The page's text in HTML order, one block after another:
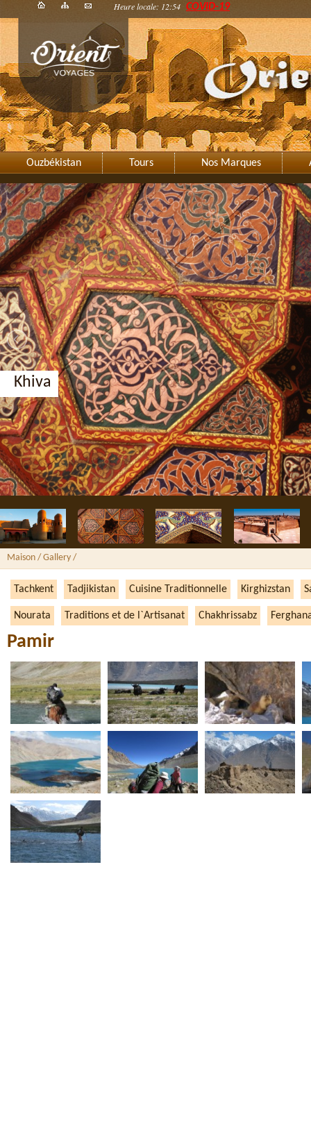
Heure locale: 12:54 COVID-19
Ouzbékistan Tours Nos Marques
Khiva
Maison / Gallery /
Tachkent Tadjikistan Cuisine Traditionnelle Kirghizstan
Nourata Traditions et de l`Artisanat Chakhrissabz
Pamir